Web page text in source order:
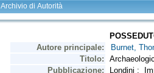
Archivio di Autorità